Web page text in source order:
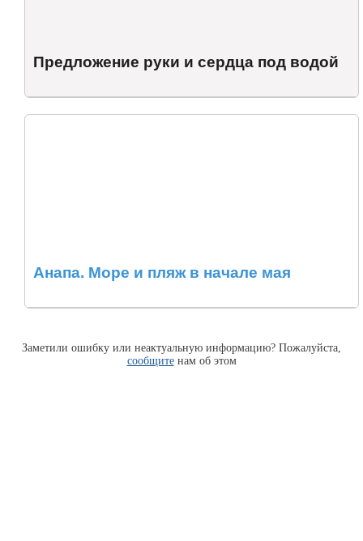
Предложение руки и сердца под водой
Анапа. Море и пляж в начале мая
Заметили ошибку или неактуальную информацию? Пожалуйста,
сообщитенам об этом